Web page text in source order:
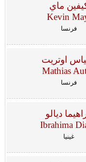
ماي
Kevin
فرنسا
اوتريت
Mathias
فرنسا
ديالو
Ibrahima
غينيا